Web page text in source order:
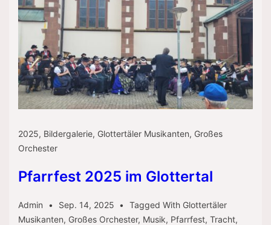
2025, Bildergalerie, Glottertäler Musikanten, Großes
Orchester
Pfarrfest 2025 im Glottertal
Admin Sep. 14, 2025 Tagged With Glottertäler
Musikanten, Großes Orchester, Musik, Pfarrfest, Tracht,